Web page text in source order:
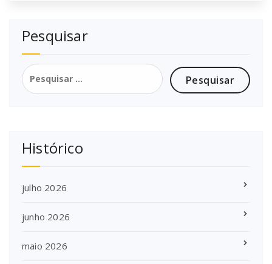
Pesquisar
Pesquisar
por:
Histórico
julho 2026
junho 2026
maio 2026